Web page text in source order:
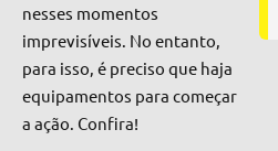
nesses momentos
imprevisíveis. No entanto,
para isso, é preciso que haja
equipamentos para começar
a ação. Confira!